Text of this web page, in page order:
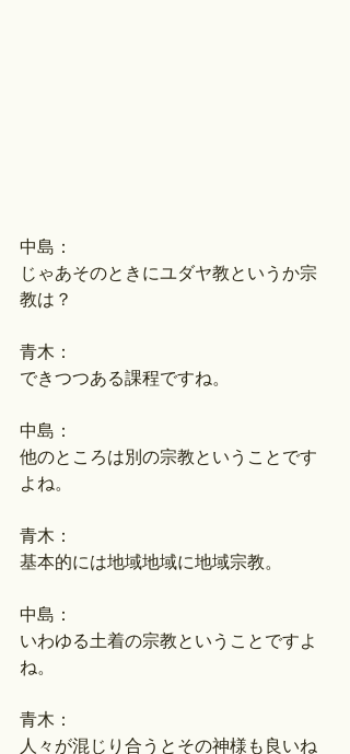
中島：
じゃあそのときにユダヤ教というか宗
教は？
青木：
できつつある課程ですね。
中島：
他のところは別の宗教ということです
よね。
青木：
基本的には地域地域に地域宗教。
中島：
いわゆる土着の宗教ということですよ
ね。
青木：
人々が混じり合うとその神様も良いね